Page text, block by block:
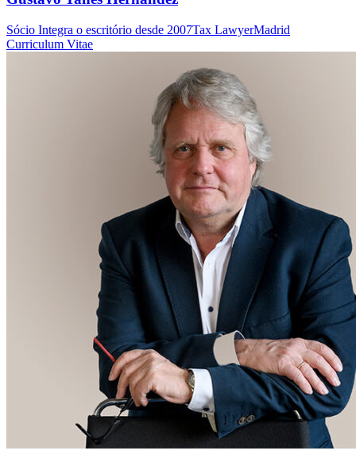
Sócio Integra o escritório desde 2007Tax LawyerMadrid
Curriculum Vitae